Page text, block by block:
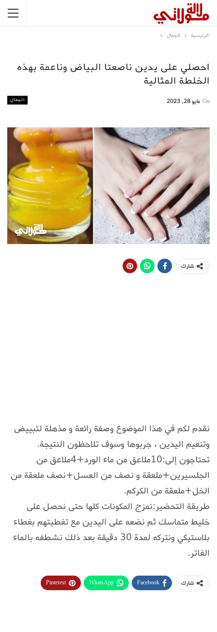
الرئيسية الجمال
احصلي على يدين ناصعتا البياض وناعمة بهذه
الخلطة المثالية
الجمال On مايو 28, 2023
شارك
نقدم لكم في هذا الموضوع وصفة رائعة و مذهلة لتبييض
وتنعيم اليدين ، جربوها وسوف تلاحظون النتيجة.
تحتاجون إلى:10ملاعق من ماء الورد+4ملاعق من
الجلسيرين+ملعقة و نصف من العسل+نصف ملعقة من
الخل+ملعقة من الكركم.
طريقة التحضير:نمزج المكونات كلها حتى نحصل على
خليط متماسك ثم نضعه على اليدين مع تغطيتهم بغطاء
بلاستيكي ونتركه لمدة 30 دقيقة بعد ذلك نشطفه بالماء
الفاتر.
شارك Facebook
WhatsApp
Pinterest